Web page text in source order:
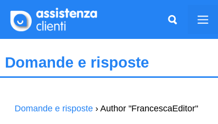
contenuto
Domande e risposte
Domande e risposte › Author "FrancescaEditor"